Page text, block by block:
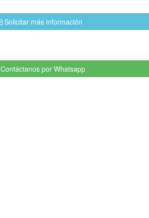
Solicitar más información
Contáctanos por Whatsapp